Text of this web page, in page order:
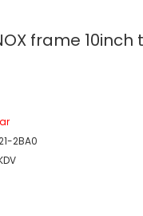
frame
2BA0